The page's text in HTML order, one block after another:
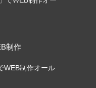
制作
WEB制作オール